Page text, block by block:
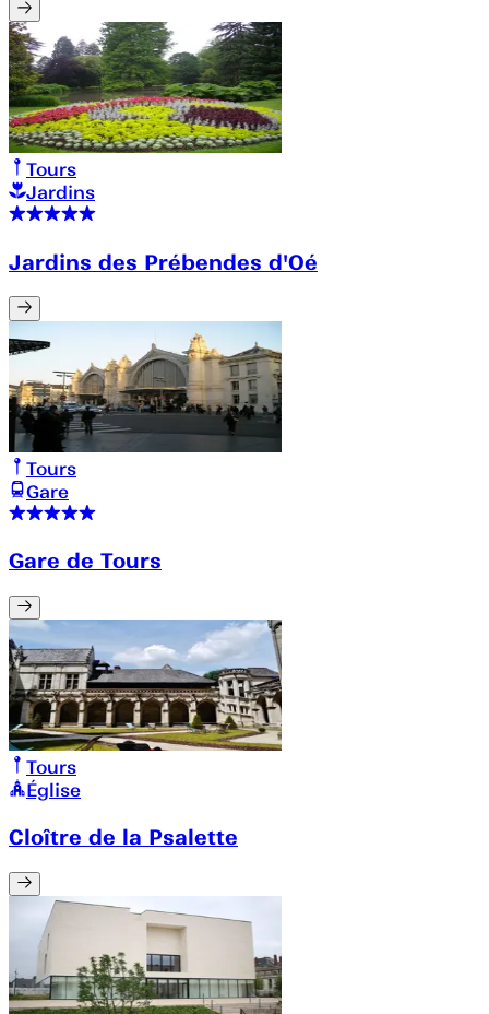
Tours
Jardins
Jardins des Prébendes d'Oé
Tours
Gare
Gare de Tours
Tours
Église
Cloître de la Psalette